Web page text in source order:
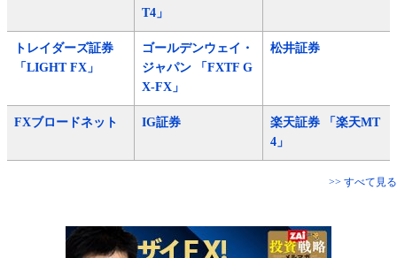
T4」
トレイダーズ証券
「LIGHT FX」
ゴールデンウェイ・
ジャパン 「FXTF G
X-FX」
松井証券
FXブロードネット IG証券
楽天証券 「楽天MT
4」
>> すべて見る